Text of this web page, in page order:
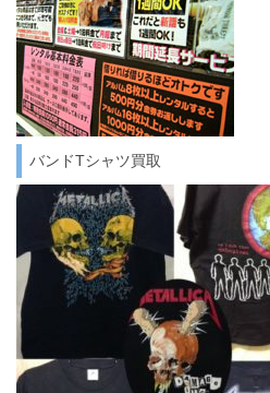
バンドTシャツ買取